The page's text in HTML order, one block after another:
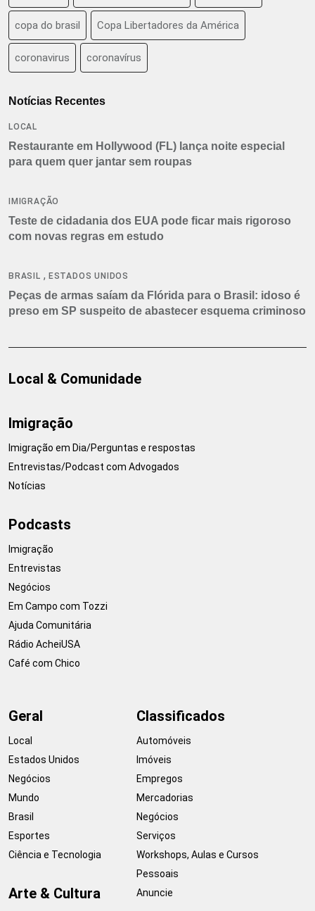
copa do brasil Copa Libertadores da América
coronavirus coronavírus
Notícias Recentes
LOCAL
Restaurante em Hollywood (FL) lança noite especial
para quem quer jantar sem roupas
IMIGRAÇÃO
Teste de cidadania dos EUA pode ficar mais rigoroso
com novas regras em estudo
BRASIL , ESTADOS UNIDOS
Peças de armas saíam da Flórida para o Brasil: idoso é
preso em SP suspeito de abastecer esquema criminoso
Local & Comunidade
Imigração
Imigração em Dia/Perguntas e respostas
Entrevistas/Podcast com Advogados
Notícias
Podcasts
Imigração
Entrevistas
Negócios
Em Campo com Tozzi
Ajuda Comunitária
Rádio AcheiUSA
Café com Chico
Geral
Local
Estados Unidos
Negócios
Mundo
Brasil
Esportes
Ciência e Tecnologia
Arte & Cultura
Classificados
Automóveis
Imóveis
Empregos
Mercadorias
Negócios
Serviços
Workshops, Aulas e Cursos
Pessoais
Anuncie